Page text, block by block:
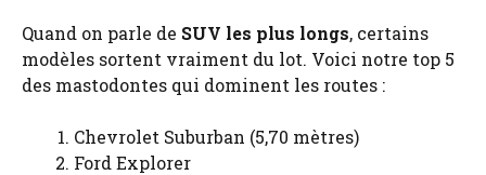
Quand on parle de SUV les plus longs, certains
modèles sortent vraiment du lot. Voici notre top 5
des mastodontes qui dominent les routes :
Chevrolet Suburban (5,70 mètres)
Ford Explorer